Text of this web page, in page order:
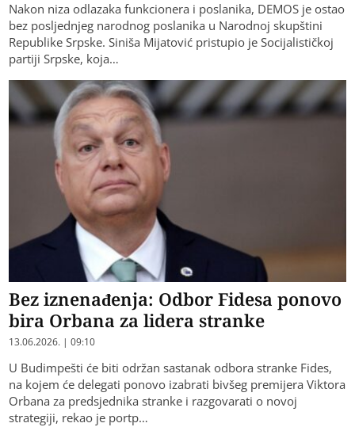
Nakon niza odlazaka funkcionera i poslanika, DEMOS je ostao
bez posljednjeg narodnog poslanika u Narodnoj skupštini
Republike Srpske. Siniša Mijatović pristupio je Socijalističkoj
partiji Srpske, koja…
Bez iznenađenja: Odbor Fidesa ponovo
bira Orbana za lidera stranke
13.06.2026. | 09:10
U Budimpešti će biti održan sastanak odbora stranke Fides,
na kojem će delegati ponovo izabrati bivšeg premijera Viktora
Orbana za predsjednika stranke i razgovarati o novoj
strategiji, rekao je portp…